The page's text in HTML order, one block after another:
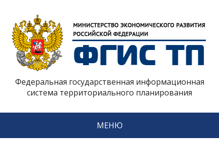
Федеральная государственная информационная
система территориального планирования
МЕНЮ